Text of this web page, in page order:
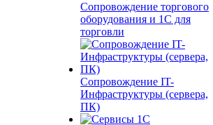
Сопровождение торгового
оборудования и 1С для
торговли
Сопровождение IT-
Инфраструктуры (сервера,
ПК)